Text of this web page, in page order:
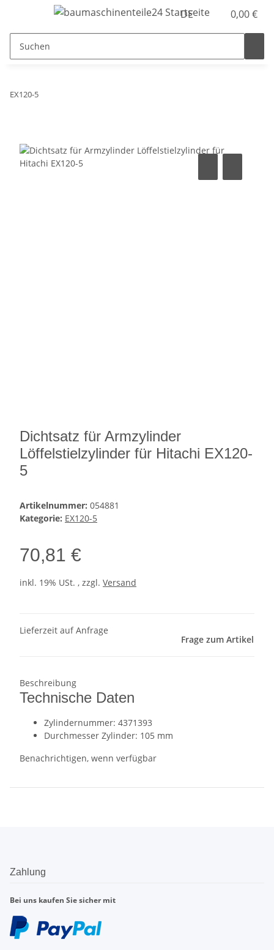
DE 0,00 €
EX120-5
Dichtsatz für Armzylinder
Löffelstielzylinder für Hitachi EX120-
5
Artikelnummer: 054881
Kategorie: EX120-5
70,81 €
inkl. 19% USt. , zzgl. Versand
Lieferzeit auf Anfrage
Frage zum Artikel
Beschreibung
Technische Daten
Zylindernummer: 4371393
Durchmesser Zylinder: 105 mm
Benachrichtigen, wenn verfügbar
Zahlung
Bei uns kaufen Sie sicher mit